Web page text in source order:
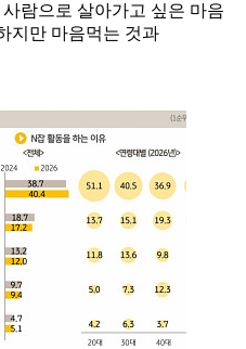
람으로 살아가고 싶은 마음
지만 마음먹는 것과